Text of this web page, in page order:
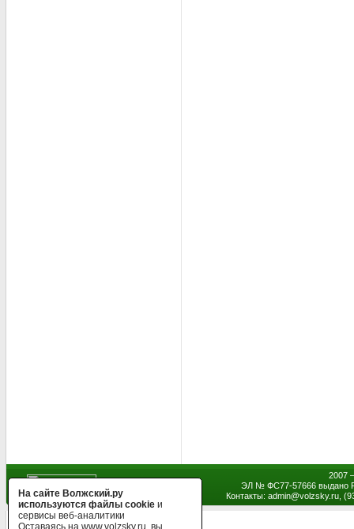
2007
ЭЛ № ФС77-57666 выдано
Контакты: admin@volzsky.ru,
На сайте Волжский.ру
используются файлы cookie и
сервисы веб-аналитики
Оставаясь на www.volzsky.ru, вы